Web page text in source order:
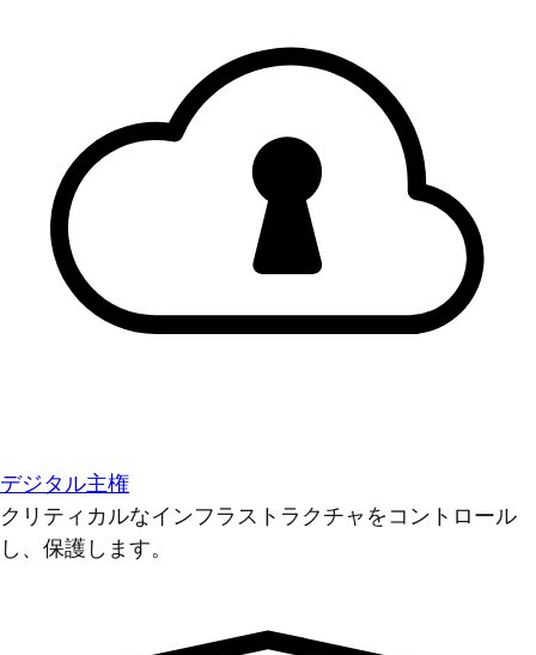
デジタル主権
クリティカルなインフラストラクチャをコントロール
し、保護します。